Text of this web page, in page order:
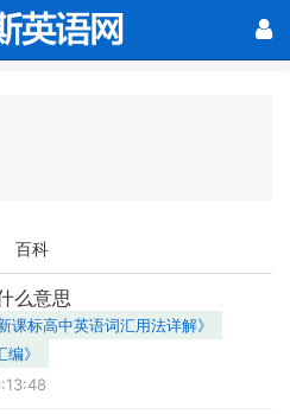
百科
么意思
新课标高中英语词汇用法详解》
》